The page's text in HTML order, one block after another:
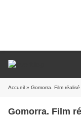
Accueil » Gomorra. Film réalisé
Gomorra. Film